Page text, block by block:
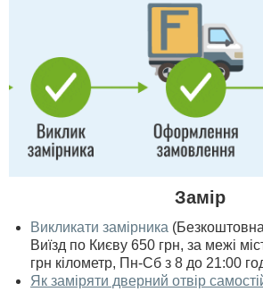
Замір
Викликати замірника
Виїзд по Києву 650 грн, за межі
грн кілометр, Пн-Сб з 8 до 21:00
Як заміряти дверний отвір